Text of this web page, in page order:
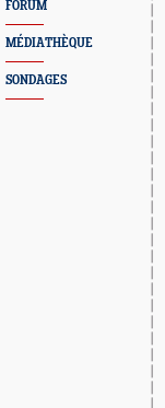
FORUM
MÉDIATHÈQUE
SONDAGES